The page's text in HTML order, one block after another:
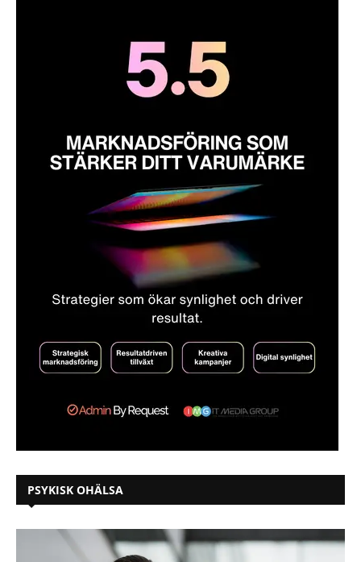
PSYKISK OHÄLSA